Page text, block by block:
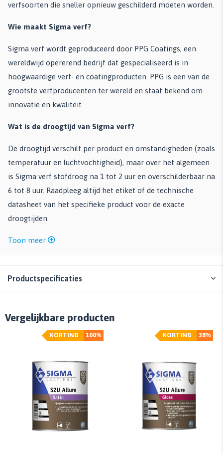
verfsoorten die sneller opnieuw geschilderd moeten worden.
Wie maakt Sigma verf?
Sigma verf wordt geproduceerd door PPG Coatings, een
wereldwijd opererend bedrijf dat gespecialiseerd is in
hoogwaardige verf- en coatingproducten. PPG is een van de
grootste verfproducenten ter wereld en staat bekend om
innovatie en kwaliteit.
Wat is de droogtijd van Sigma verf?
De droogtijd verschilt per product en omstandigheden (zoals
temperatuur en luchtvochtigheid), maar over het algemeen
is Sigma verf stofdroog na 1 tot 2 uur en overschilderbaar na
6 tot 8 uur. Raadpleeg altijd het etiket of de technische
datasheet van het specifieke product voor de exacte
droogtijden.
Toon meer
Productspecificaties
Vergelijkbare producten
100%
KORTING 38%
KORTING